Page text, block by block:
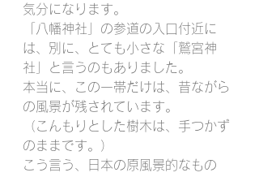
気分になります。
「八幡神社」の参道の入口付近に
は、別に、とても小さな「鷲宮神
社」と言うのもありました。
本当に、この一帯だけは、昔ながら
の風景が残されています。
（こんもりとした樹木は、手つかず
のままです。）
こう言う、日本の原風景的なもの